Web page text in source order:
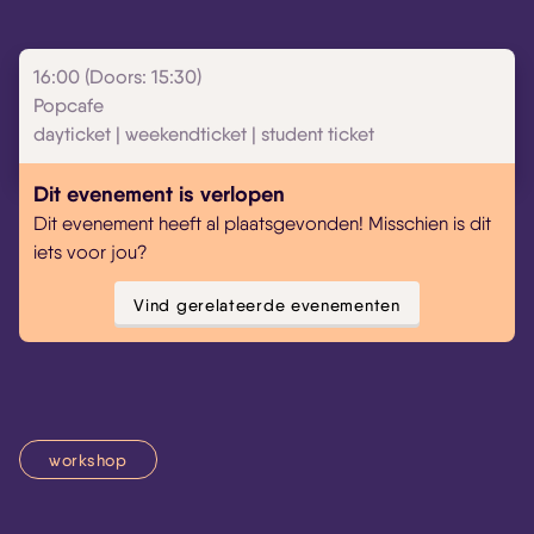
16:00 (Doors: 15:30)
Popcafe
dayticket | weekendticket | student ticket
Dit evenement is verlopen
Dit evenement heeft al plaatsgevonden! Misschien is dit
iets voor jou?
Vind gerelateerde evenementen
workshop